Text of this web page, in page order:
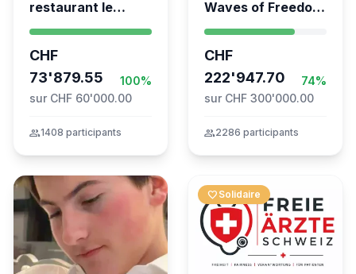
restaurant le
CHF
73'879.55
100%
sur CHF 60'000.00
group1408 participants
Waves of Freedom
the Global
Movement to Gaza
CHF
222'947.70
74%
sur CHF 300'000.00
group2286 participants
favorite Solidaire